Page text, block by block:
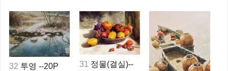
32 투영 --20P
31 정물(결실)--